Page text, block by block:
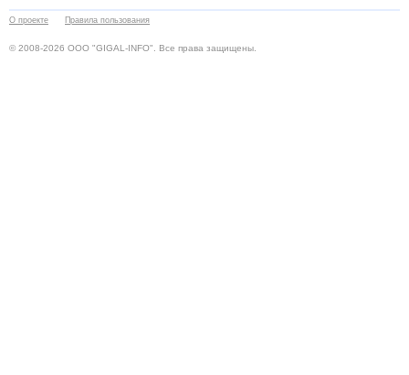
О проекте Правила пользования
© 2008-2026 ООО "GIGAL-INFO". Все права защищены.